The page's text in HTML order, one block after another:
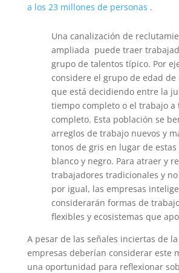
a los 23 millones de personas .
Una canalización de
ampliada puede traer
grupo de talentos típico. Por
considere el grupo de edad de
que está decidiendo entre la
tiempo completo o el trabajo a
completo. Esta población se
arreglos de trabajo nuevos y
tonos de gris en lugar de estas
blanco y negro. Para atraer y
trabajadores tradicionales y
por igual, las empresas
considerarán formas de
flexibles y ecosistemas que
A pesar de las señales inciertas de
empresas deberían considerar este
una oportunidad para reflexionar